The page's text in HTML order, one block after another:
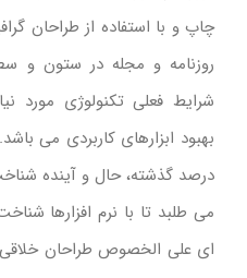
چاپ و با استفاده از طراحان
روزنامه و مجله در ستون و
شرایط فعلی تکنولوژی مورد
بهبود ابزارهای کاربردی می
درصد گذشته، حال و آینده
می طلبد تا با نرم افزارها
ای علی الخصوص طراحان